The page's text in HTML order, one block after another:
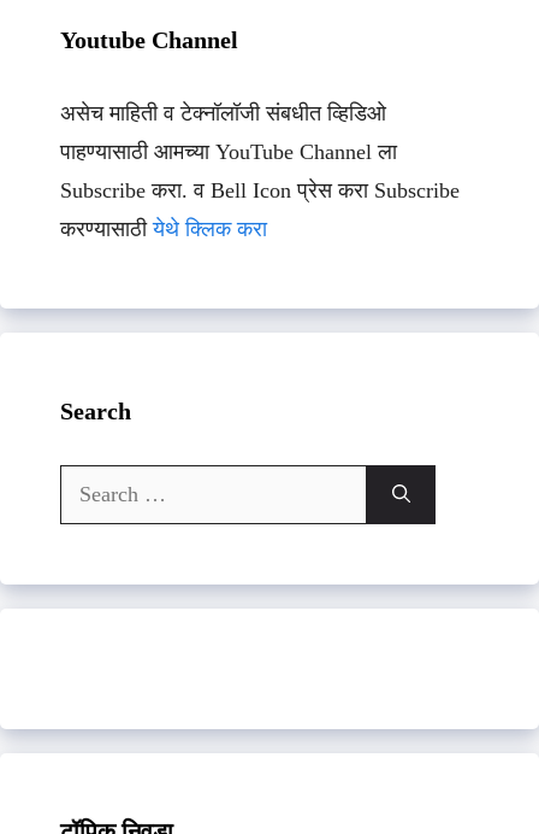
Youtube Channel
असेच माहिती व टेक्नॉलॉजी संबधीत व्हिडिओ
पाहण्यासाठी आमच्या YouTube Channel ला
Subscribe करा. व Bell Icon प्रेस करा Subscribe
करण्यासाठीयेथे क्लिक करा
Search
Search
for: